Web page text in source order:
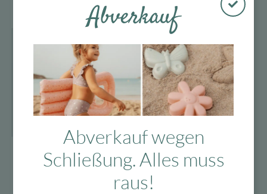
59,00 €17,70 €.
Zur Wunschliste
Kreidetafel
Abverkauf
Abverkauf wegen
Schließung. Alles muss
raus!